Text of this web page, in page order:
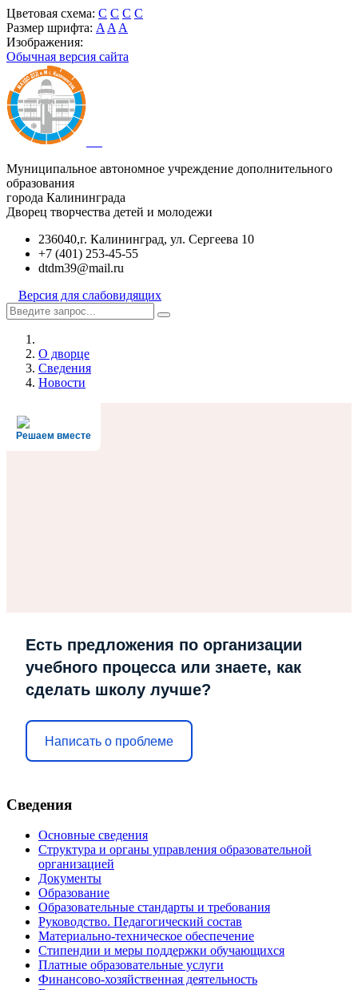
Цветовая схема: C C C C
Размер шрифта: A A A
Изображения:
Обычная версия сайта
Муниципальное автономное учреждение дополнительного
образования
города Калининграда
Дворец творчества детей и молодежи
236040,г. Калининград, ул. Сергеева 10
+7 (401) 253-45-55
dtdm39@mail.ru
Версия для слабовидящих
О дворце
Сведения
Новости
Решаем вместе
Есть предложения по организации
учебного процесса или знаете, как
сделать школу лучше?
Написать о проблеме
Сведения
Основные сведения
Структура и органы управления образовательной
организацией
Документы
Образование
Образовательные стандарты и требования
Руководство. Педагогический состав
Материально-техническое обеспечение
Стипендии и меры поддержки обучающихся
Платные образовательные услуги
Финансово-хозяйственная деятельность